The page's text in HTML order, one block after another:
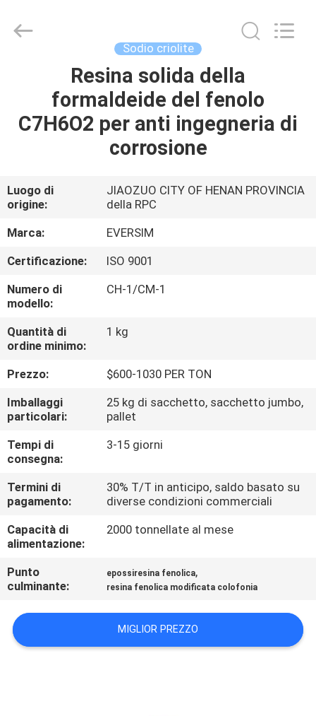
PRODOTTI
SU
DI
NOI
VISITA
ALLA
FABBRICA
CONTROLLO
DELLA
QUALITÀ
CONTATTACI
NOTIZIE
CASI
CHIEDI UN
PREVENTIVO
Imp.&Exp.Co.,Ltd.
Sodio criolite
Resina solida della
formaldeide del fenolo
C7H6O2 per anti ingegneria di
corrosione
Luogo di
origine:
JIAOZUO CITY OF HENAN PROVINCIA
della RPC
Marca:
EVERSIM
Certificazione:
ISO 9001
Numero di
modello:
CH-1/CM-1
Quantità di
ordine minimo:
1 kg
Prezzo:
$600-1030 PER TON
Imballaggi
particolari:
25 kg di sacchetto, sacchetto jumbo,
pallet
Tempi di
consegna:
3-15 giorni
Termini di
pagamento:
30% T/T in anticipo, saldo basato su
diverse condizioni commerciali
Capacità di
alimentazione:
2000 tonnellate al mese
Punto
culminante:
epossiresina fenolica,
resina fenolica modificata colofonia
MIGLIOR PREZZO